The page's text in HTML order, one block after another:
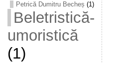
Petrică Dumitru Becheș (1)
Beletristică-
umoristică
(1)